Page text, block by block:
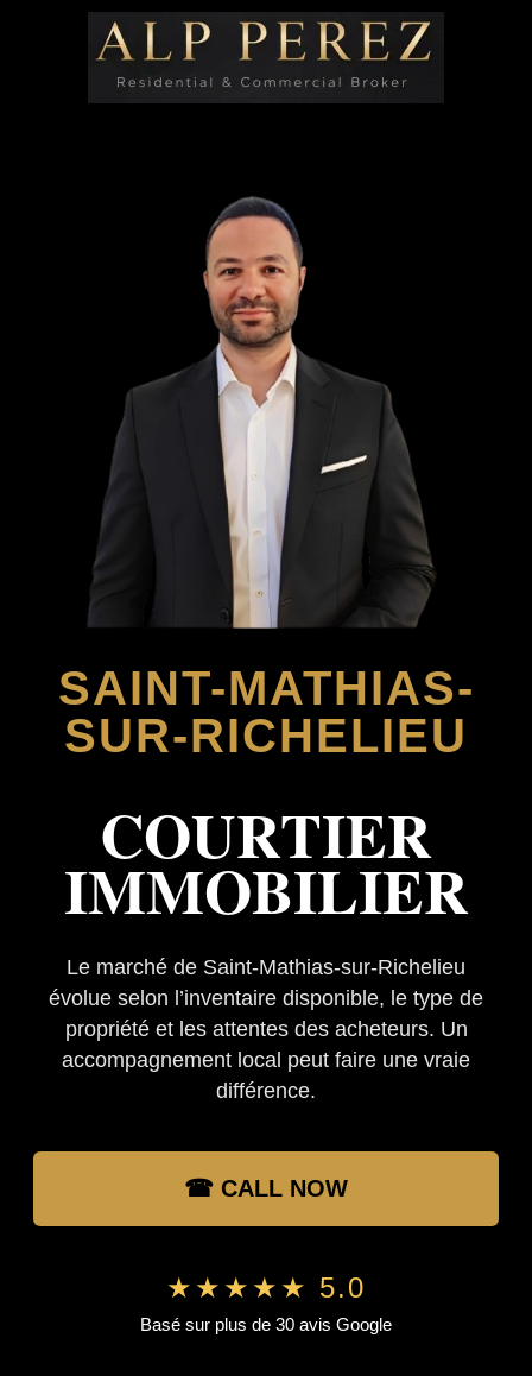
SAINT-MATHIAS-
SUR-RICHELIEU
COURTIER
IMMOBILIER
Le marché de Saint-Mathias-sur-Richelieu
évolue selon l’inventaire disponible, le type de
propriété et les attentes des acheteurs. Un
accompagnement local peut faire une vraie
différence.
☎ CALL NOW
★★★★★ 5.0
Basé sur plus de 30 avis Google